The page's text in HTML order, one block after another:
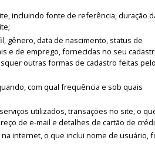
incluindo fonte de referência, duração
gênero, data de nascimento, status de
e de emprego, fornecidas no seu
outras formas de cadastro feitas pelo
com qual frequência e sob quais
utilizados, transações no site, o
de e-mail e detalhes de cartão de
internet, o que inclui nome de usuário,